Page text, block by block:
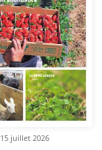
15 juillet 2026